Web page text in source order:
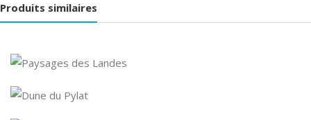
Produits similaires